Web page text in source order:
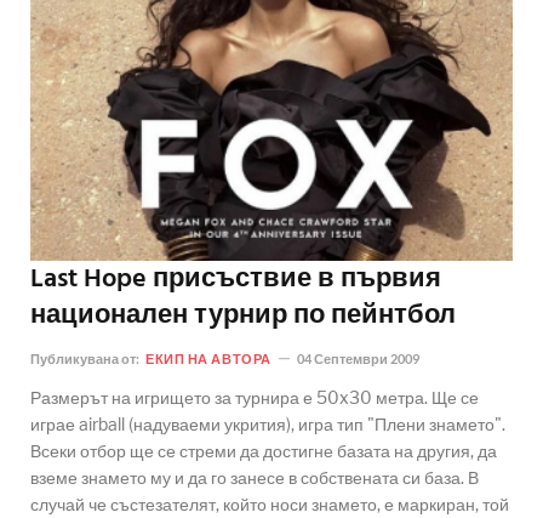
Last Hope присъствие в първия
национален турнир по пейнтбол
Публикувана от: ЕКИП НА АВТОРА 04 Септември 2009
Размерът на игрището за турнира е 50x30 метра. Ще се
играе airball (надуваеми укрития), игра тип "Плени знамето".
Всеки отбор ще се стреми да достигне базата на другия, да
вземе знамето му и да го занесе в собствената си база. В
случай че състезателят, който носи знамето, е маркиран, той